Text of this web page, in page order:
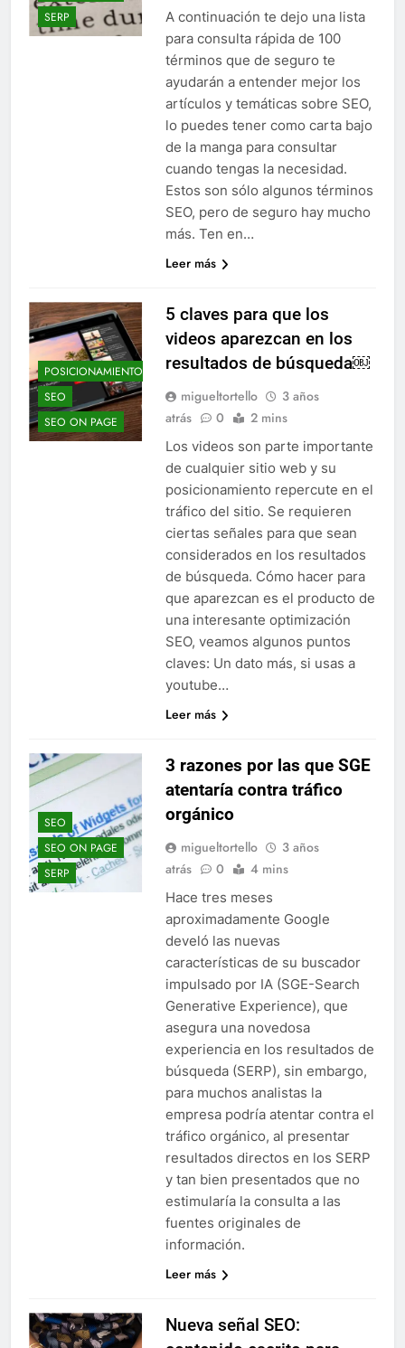
SERP
A continuación te dejo una lista
para consulta rápida de 100
términos que de seguro te
ayudarán a entender mejor los
artículos y temáticas sobre SEO,
lo puedes tener como carta bajo
de la manga para consultar
cuando tengas la necesidad.
Estos son sólo algunos términos
SEO, pero de seguro hay mucho
más. Ten en…
Leer más
POSICIONAMIENTO
SEO
SEO ON PAGE
5 claves para que los
videos aparezcan en los
resultados de búsqueda￼
migueltortello
3 años
atrás
0 2 mins
Los videos son parte importante
de cualquier sitio web y su
posicionamiento repercute en el
tráfico del sitio. Se requieren
ciertas señales para que sean
considerados en los resultados
de búsqueda. Cómo hacer para
que aparezcan es el producto de
una interesante optimización
SEO, veamos algunos puntos
claves: Un dato más, si usas a
youtube…
Leer más
SEO
SEO ON PAGE
SERP
3 razones por las que SGE
atentaría contra tráfico
orgánico
migueltortello
3 años
atrás
0 4 mins
Hace tres meses
aproximadamente Google
develó las nuevas
características de su buscador
impulsado por IA (SGE-Search
Generative Experience), que
asegura una novedosa
experiencia en los resultados de
búsqueda (SERP), sin embargo,
para muchos analistas la
empresa podría atentar contra el
tráfico orgánico, al presentar
resultados directos en los SERP
y tan bien presentados que no
estimularía la consulta a las
fuentes originales de
información.
Leer más
Nueva señal SEO: